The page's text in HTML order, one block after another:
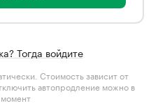
Тогда войдите
Стоимость зависит от
автопродление можно в